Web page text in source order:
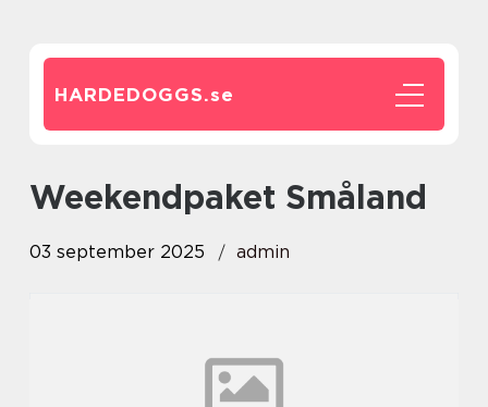
HARDEDOGGS.se
weekendpaket Småland
03 september 2025 admin